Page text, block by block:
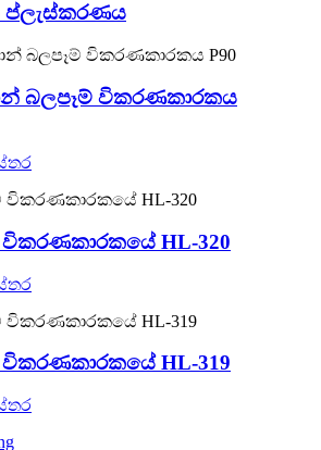
ප්ලැස්කරණය
බලපෑම් විකරණකාරකය
HL-320
HL-319